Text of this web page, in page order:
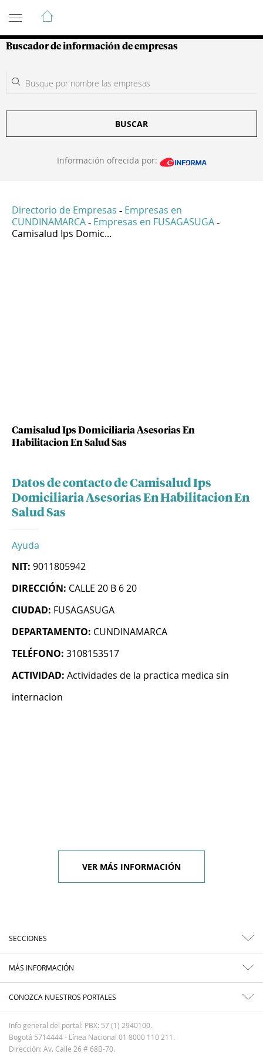
Guía de Empresas Colombianas
Buscador de información de empresas
BUSCAR
Información ofrecida por:
Directorio de Empresas - Empresas en
CUNDINAMARCA - Empresas en FUSAGASUGA -
Camisalud Ips Domic...
Camisalud Ips Domiciliaria Asesorias En
Habilitacion En Salud Sas
Datos de contacto de Camisalud Ips
Domiciliaria Asesorias En Habilitacion En
Salud Sas
Ayuda
NIT: 9011805942
DIRECCIÓN: CALLE 20 B 6 20
CIUDAD: FUSAGASUGA
DEPARTAMENTO: CUNDINAMARCA
TELÉFONO: 3108153517
ACTIVIDAD: Actividades de la practica medica sin
internacion
VER MÁS INFORMACIÓN
SECCIONES
MÁS INFORMACIÓN
CONOZCA NUESTROS PORTALES
Info general del portal: PBX: 57 (1) 2940100.
Bogotá 5714444 - Línea Nacional 01 8000 110 211.
Dirección: Av. Calle 26 # 68B-70.